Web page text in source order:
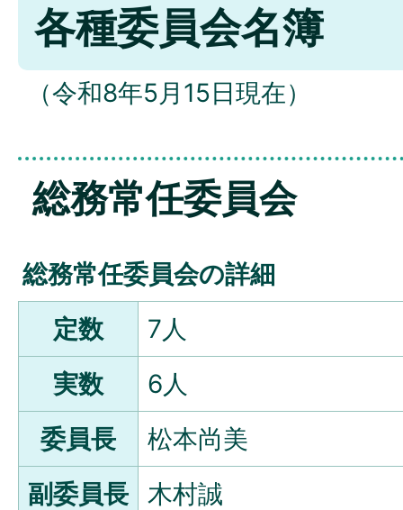
各種委員会名簿
（令和8年5月15日現在）
総務常任委員会
総務常任委員会の詳細
定数
7人
実数
6人
委員長
松本尚美
副委員長
木村誠